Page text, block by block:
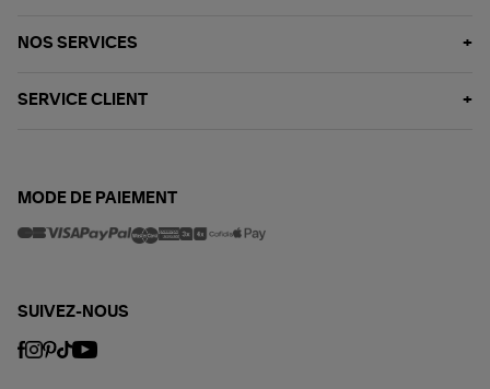
NOS SERVICES
SERVICE CLIENT
MODE DE PAIEMENT
SUIVEZ-NOUS